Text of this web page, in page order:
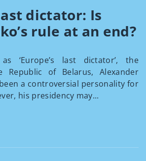
dictator: Is
rule at an end?
‘Europe’s last dictator’, the
Republic of Belarus, Alexander
a controversial personality for
his presidency may...